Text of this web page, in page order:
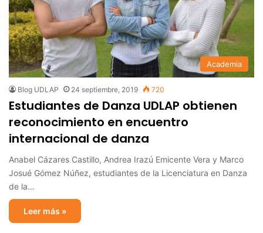
Academia
Blog UDLAP 24 septiembre, 2019 720
Estudiantes de Danza UDLAP obtienen
reconocimiento en encuentro
internacional de danza
Anabel Cázares Castillo, Andrea Irazú Emicente Vera y Marco
Josué Gómez Núñez, estudiantes de la Licenciatura en Danza
de la…
Leer más »